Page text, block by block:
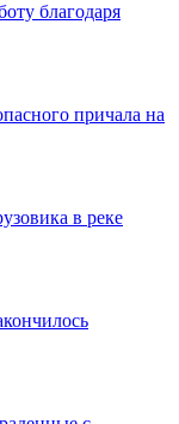
благодаря
причала на
в реке